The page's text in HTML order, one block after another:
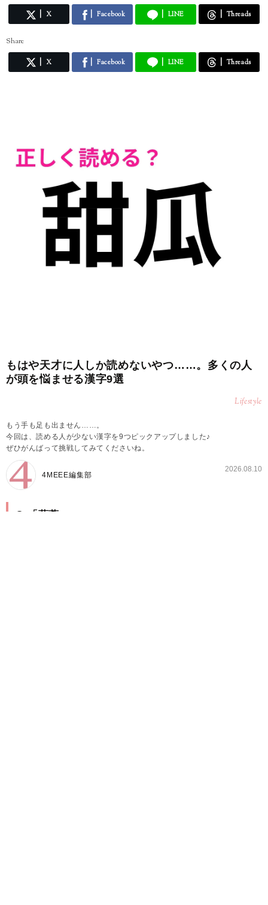
X Facebook LINE Threads
Share
X Facebook LINE Threads
もはや天才に人しか読めないやつ……。多くの人
が頭を悩ませる漢字9選
Lifestyle
もう手も足も出ません……。
今回は、読める人が少ない漢字を9つピックアップしました♪
ぜひがんばって挑戦してみてくださいね。
4MEEE編集部
2026.08.10
Q.「薀蓄」